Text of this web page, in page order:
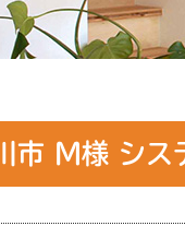
市 M様 シス